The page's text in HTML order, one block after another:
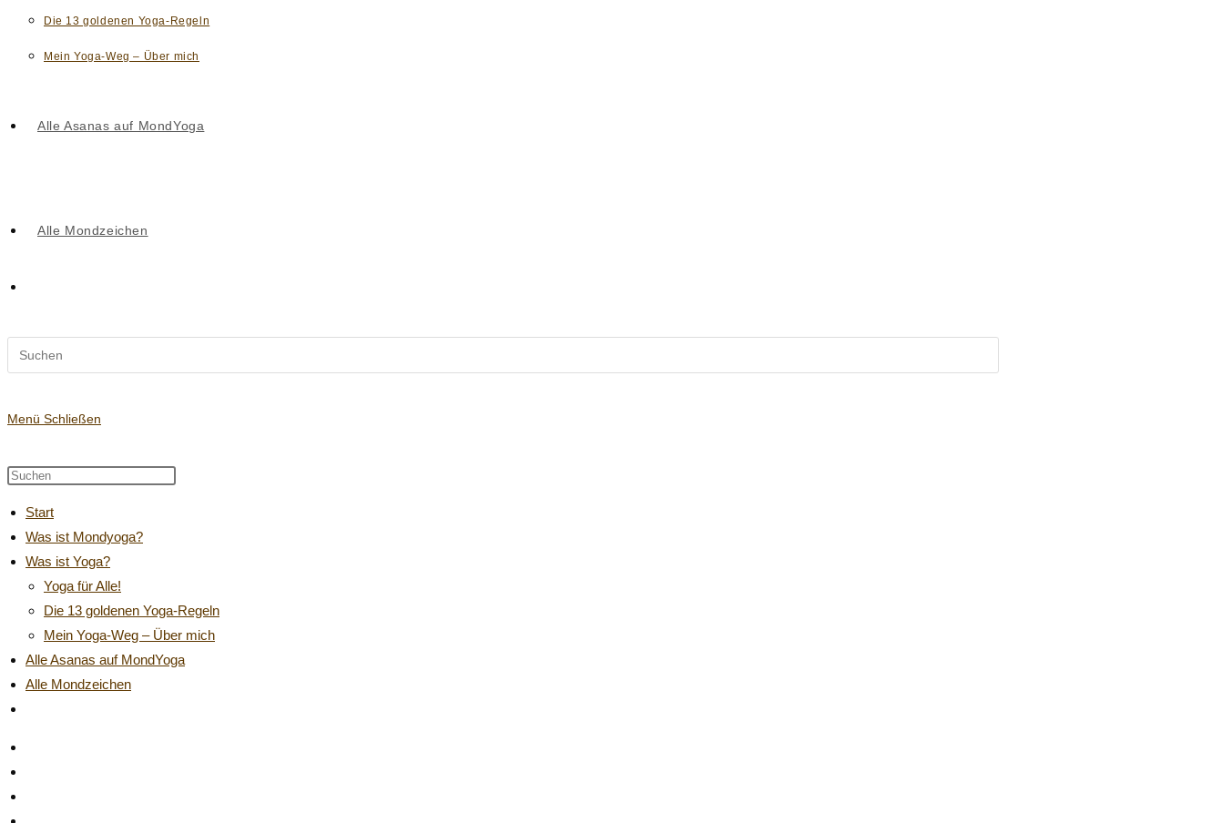
Die 13 goldenen Yoga-Regeln
Mein Yoga-Weg – Über mich
Alle Asanas auf MondYoga
Alle Mondzeichen
Suche
Website
durchsuchen
Menü Schließen
Diese
durchsuchen
panel.
Start
Was ist Mondyoga?
Was ist Yoga?
Yoga für Alle!
Die 13 goldenen Yoga-Regeln
Mein Yoga-Weg – Über mich
Alle Asanas auf MondYoga
Alle Mondzeichen